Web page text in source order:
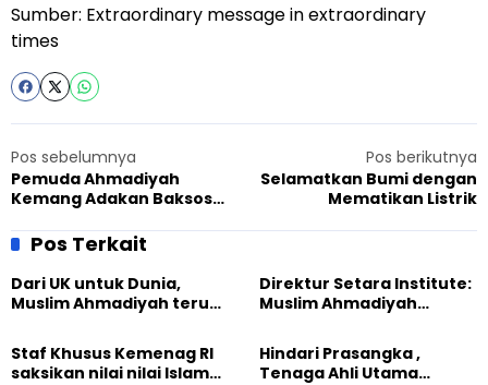
Sumber: Extraordinary message in extraordinary
times
Pos sebelumnya
Pemuda Ahmadiyah
Kemang Adakan Baksos
Pos berikutnya
Selamatkan Bumi dengan
Mematikan Listrik
Pos Terkait
Dari UK untuk Dunia,
Muslim Ahmadiyah terus
Kemanusiaan Global
Direktur Setara Institute:
Muslim Ahmadiyah
Dunia dari “Infrastruktur
Kemanusiaan”
Staf Khusus Kemenag RI
saksikan nilai nilai Islam
Hindari Prasangka ,
Tenaga Ahli Utama